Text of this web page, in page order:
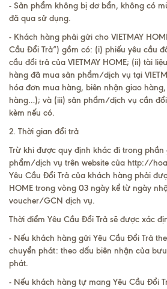
- Sản phẩm không bị dơ bẩn, không có
đã qua sử dụng.
- Khách hàng phải gửi cho VIETMAY
Cầu Đổi Trả”) gồm có: (i) phiếu yêu cầu
cầu đổi trả của VIETMAY HOME; (ii) tài
hàng đã mua sản phẩm/dịch vụ tại
hóa đơn mua hàng, biên nhận giao
hàng…); và (iii) sản phẩm/dịch vụ cần
kèm nếu có.
2. Thời gian đổi trả
Trừ khi được quy định khác đi trong phần
phẩm/dịch vụ trên website của http://
Yêu Cầu Đổi Trả của khách hàng phải
HOME trong vòng 03 ngày kể từ ngày
voucher/GCN dịch vụ.
Thời điểm Yêu Cầu Đổi Trả sẽ được xác
- Nếu khách hàng gửi Yêu Cầu Đổi Trả
chuyển phát: theo dấu biên nhận của
phát.
- Nếu khách hàng tự mang Yêu Cầu Đổi